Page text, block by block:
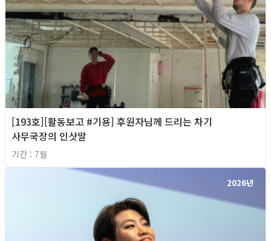
[193호][활동보고 #기용] 후원자님께 드리는 차기
사무국장의 인삿말
기간 : 7월
2026년